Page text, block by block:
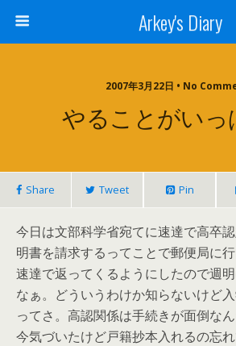
Arkey's Diary
2007年3月22日 • No
やることがいっ
Share Tweet Pin
今日は文部科学省宛てに速達で高卒
明書を請求するってことで郵便局に行
速達で返ってくるようにしたので週
なぁ。どういうわけか知らないけど
ってさ。高認関係は手続きが面倒なん
今気づいたけど戸籍抄本入れるの忘